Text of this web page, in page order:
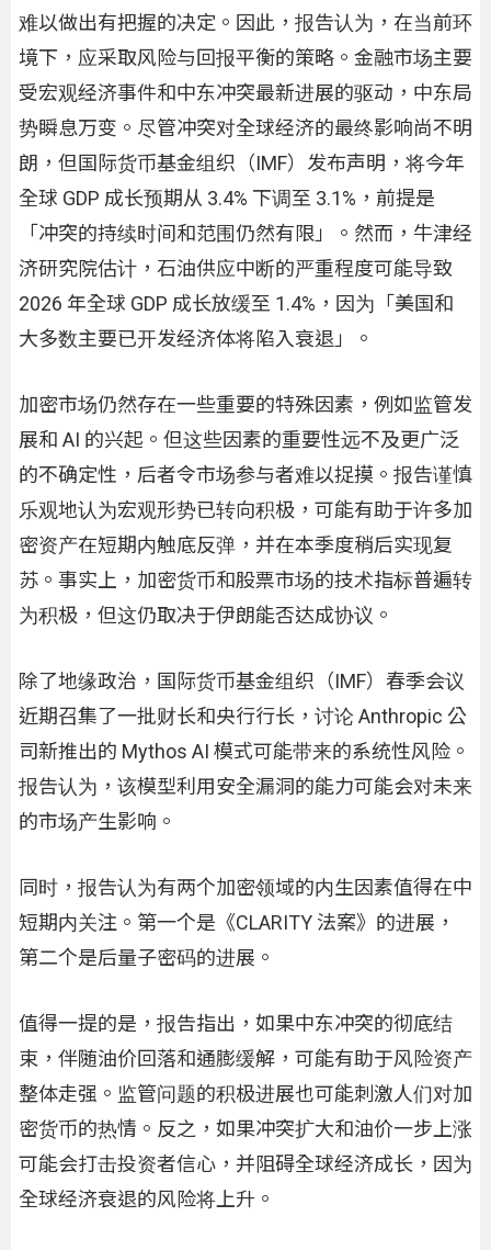
难以做出有把握的决定。因此，报告认为，在当前环
境下，应采取风险与回报平衡的策略。金融市场主要
受宏观经济事件和中东冲突最新进展的驱动，中东局
势瞬息万变。尽管冲突对全球经济的最终影响尚不明
朗，但国际货币基金组织（IMF）发布声明，将今年
全球 GDP 成长预期从 3.4% 下调至 3.1%，前提是
「冲突的持续时间和范围仍然有限」。然而，牛津经
济研究院估计，石油供应中断的严重程度可能导致
2026 年全球 GDP 成长放缓至 1.4%，因为「美国和
大多数主要已开发经济体将陷入衰退」。
加密市场仍然存在一些重要的特殊因素，例如监管发
展和 AI 的兴起。但这些因素的重要性远不及更广泛
的不确定性，后者令市场参与者难以捉摸。报告谨慎
乐观地认为宏观形势已转向积极，可能有助于许多加
密资产在短期内触底反弹，并在本季度稍后实现复
苏。事实上，加密货币和股票市场的技术指标普遍转
为积极，但这仍取决于伊朗能否达成协议。
除了地缘政治，国际货币基金组织（IMF）春季会议
近期召集了一批财长和央行行长，讨论 Anthropic 公
司新推出的 Mythos AI 模式可能带来的系统性风险。
报告认为，该模型利用安全漏洞的能力可能会对未来
的市场产生影响。
同时，报告认为有两个加密领域的内生因素值得在中
短期内关注。第一个是《CLARITY 法案》的进展，
第二个是后量子密码的进展。
值得一提的是，报告指出，如果中东冲突的彻底结
束，伴随油价回落和通膨缓解，可能有助于风险资产
整体走强。监管问题的积极进展也可能刺激人们对加
密货币的热情。反之，如果冲突扩大和油价一步上涨
可能会打击投资者信心，并阻碍全球经济成长，因为
全球经济衰退的风险将上升。